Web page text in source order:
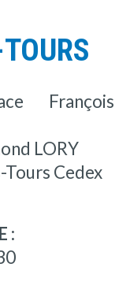
François
LORY
Cedex
: